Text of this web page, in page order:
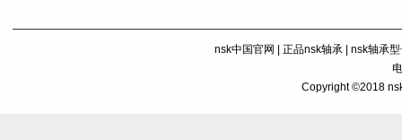
nsk中国官网 |正品nsk轴承 |nsk轴承
Copyright ©2018